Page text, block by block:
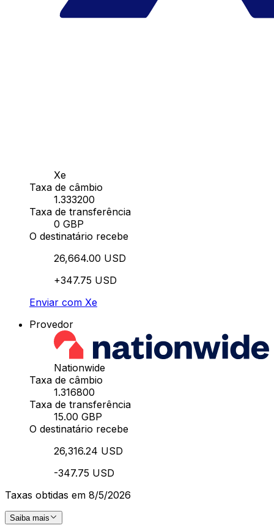
Xe
Taxa de câmbio
1.333200
Taxa de transferência
0 GBP
O destinatário recebe
26,664.00 USD
+347.75 USD
Enviar com Xe
Provedor
Nationwide
Taxa de câmbio
1.316800
Taxa de transferência
15.00 GBP
O destinatário recebe
26,316.24 USD
-347.75 USD
Taxas obtidas em 8/5/2026
Saiba mais